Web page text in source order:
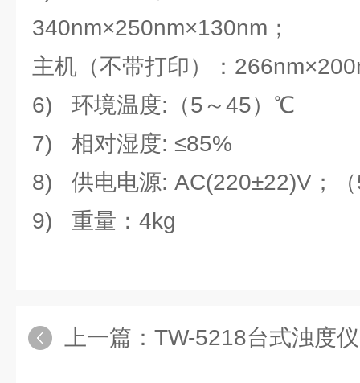
340nm×250nm×130nm；
主机（不带打印）：
6) 环境温度:（5～45）℃
7) 相对湿度: ≤85%
8) 供电电源: AC(220±22)V；
9) 重量：4kg
上一篇： TW-5218台式浊度仪